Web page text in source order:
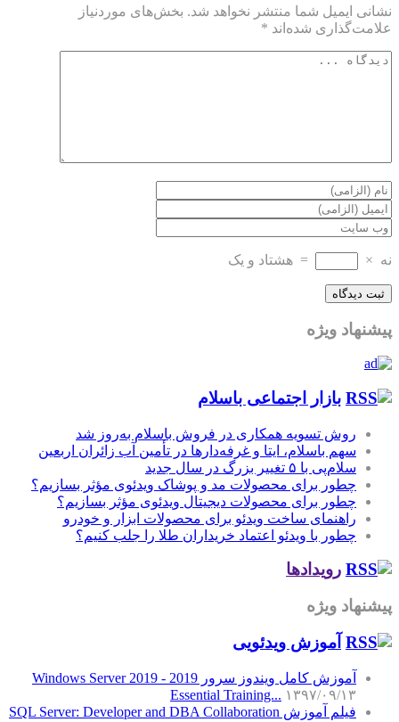
نشانی ایمیل شما منتشر نخواهد شد. بخش‌های موردنیاز
علامت‌گذاری شده‌اند *
نه ×
= هشتاد و یک
پیشنهاد ویژه
بازار اجتماعی باسلام
روش تسویه همکاری در فروش باسلام به‌روز شد
سهم باسلام، ایتا و غرفه‌دارها در تأمین آب زائران اربعین
سلام‌پی با ۵ تغییر بزرگ در سال جدید
چطور برای محصولات مد و پوشاک ویدئوی مؤثر بسازیم؟
چطور برای محصولات دیجیتال ویدئوی مؤثر بسازیم؟
راهنمای ساخت ویدئو برای محصولات ابزار و خودرو
چطور با ویدئو اعتماد خریداران طلا را جلب کنیم؟
رویدادها
پیشنهاد ویژه
آموزش‌ ویدئویی
آموزش کامل ویندوز سرور 2019 - Windows Server 2019
Essential Training... ۱۳۹۷/۰۹/۱۳
فیلم آموزش SQL Server: Developer and DBA Collaboration